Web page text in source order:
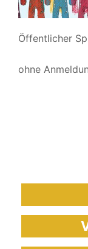
Öffentlicher
ohne